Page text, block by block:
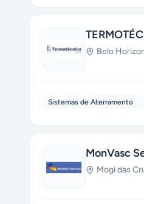
Belo
Sistemas de Aterramento
MonVasc
Mogi das